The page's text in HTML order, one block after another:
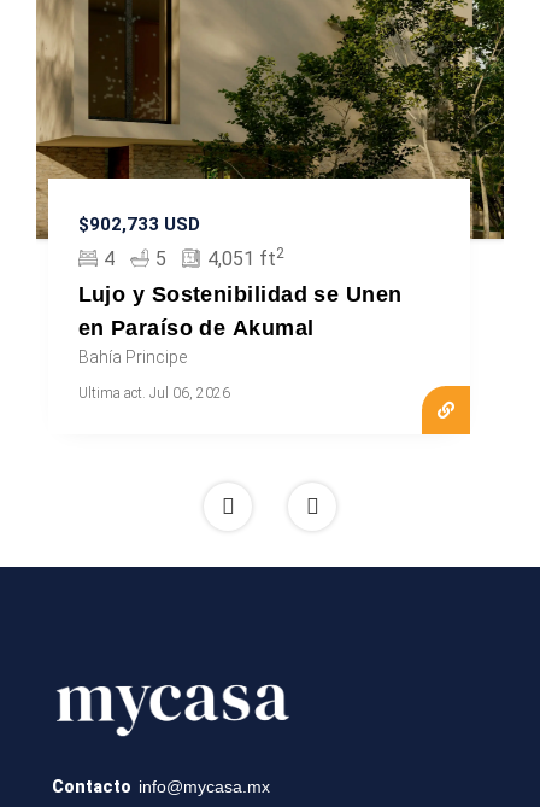
$902,733 USD
4 5 4,051 ft2
Lujo y Sostenibilidad se Unen
en Paraíso de Akumal
Bahía Principe
Ultima act. Jul 06, 2026
Contacto info@mycasa.mx